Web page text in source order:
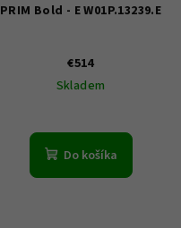
PRIM Bold - E W01P.13239.E
€514
Skladem
Do košíka